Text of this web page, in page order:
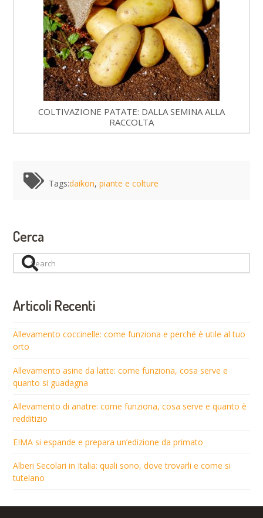
COLTIVAZIONE PATATE: DALLA SEMINA ALLA
RACCOLTA
Tags:daikon,piante e colture
Cerca
Search
Articoli Recenti
Allevamento coccinelle: come funziona e perché è utile al tuo
orto
Allevamento asine da latte: come funziona, cosa serve e
quanto si guadagna
Allevamento di anatre: come funziona, cosa serve e quanto è
redditizio
EIMA si espande e prepara un’edizione da primato
Alberi Secolari in Italia: quali sono, dove trovarli e come si
tutelano